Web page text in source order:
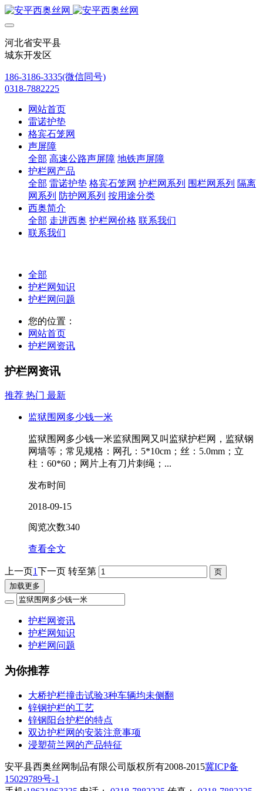
河北省安平县
城东开发区
186-3186-3335(微信同号)
0318-7882225
网站首页
雷诺护垫
格宾石笼网
声屏障
全部 高速公路声屏障 地铁声屏障
护栏网产品
全部 雷诺护垫 格宾石笼网 护栏网系列 围栏网系列 隔离
网系列 防护网系列 按用途分类
西奥简介
全部 走进西奥 护栏网价格 联系我们
联系我们
全部
护栏网知识
护栏网问题
您的位置：
网站首页
护栏网资讯
护栏网资讯
推荐 热门 最新
监狱围网多少钱一米
监狱围网多少钱一米监狱围网又叫监狱护栏网，监狱钢
网墙等；常见规格：网孔：5*10cm；丝：5.0mm；立
柱：60*60；网片上有刀片刺绳；...
发布时间
2018-09-15
阅览次数340
查看全文
上一页1下一页 转至第
加载更多
护栏网资讯
护栏网知识
护栏网问题
为你推荐
大桥护栏撞击试验3种车辆均未侧翻
锌钢护栏的工艺
锌钢阳台护栏的特点
双边护栏网的安装注意事项
浸塑荷兰网的产品特征
安平县西奥丝网制品有限公司版权所有2008-2015冀ICP备
15029789号-1